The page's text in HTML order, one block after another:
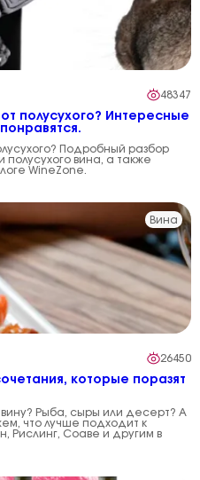
48347
полусухого? Интересные
Подробный разбор
полусухого вина, а также
WineZone.
Вина
26450
которые поразят
Рыба, сыры или десерт? А
что лучше подходит к
Рислинг, Соаве и другим в